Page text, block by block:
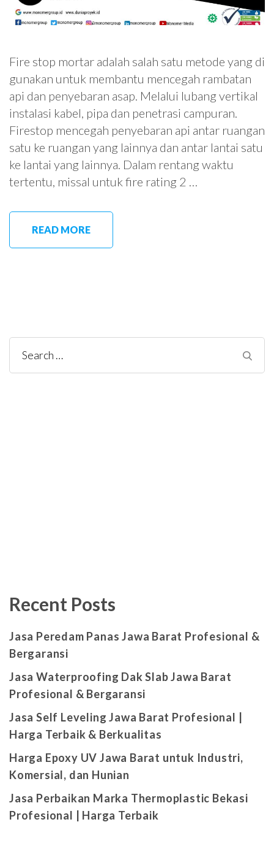
Fire stop mortar adalah salah satu metode yang di
gunakan untuk membantu mencegah rambatan
api dan penyebaran asap. Melalui lubang vertikal
instalasi kabel, pipa dan penetrasi campuran.
Firestop mencegah penyebaran api antar ruangan
satu ke ruangan yang lainnya dan antar lantai satu
ke lantai yang lainnya. Dalam rentang waktu
tertentu, missal untuk fire rating 2 …
READ MORE
Search
for:
Recent Posts
Jasa Peredam Panas Jawa Barat Profesional &
Bergaransi
Jasa Waterproofing Dak Slab Jawa Barat
Profesional & Bergaransi
Jasa Self Leveling Jawa Barat Profesional |
Harga Terbaik & Berkualitas
Harga Epoxy UV Jawa Barat untuk Industri,
Komersial, dan Hunian
Jasa Perbaikan Marka Thermoplastic Bekasi
Profesional | Harga Terbaik